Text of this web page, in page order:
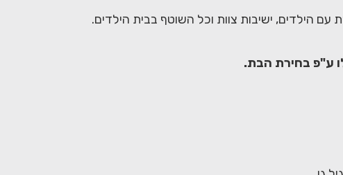
תקשורת עם הילדים, ישיבות צוות וכל השוטף בבית הילדים.
ע"פ בחירת הבת.